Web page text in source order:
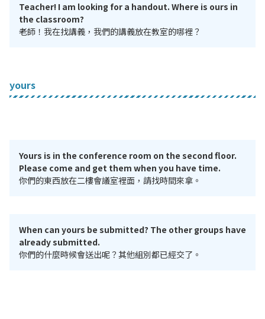
Teacher! I am looking for a handout. Where is ours in
the classroom?
老師！我在找講義，我們的講義放在教室的哪裡？
yours
Yours is in the conference room on the second floor.
Please come and get them when you have time.
你們的東西放在二樓會議室裡面，請找時間來拿。
When can yours be submitted? The other groups have
already submitted.
你們的什麼時候會送出呢？其他組別都已經交了。